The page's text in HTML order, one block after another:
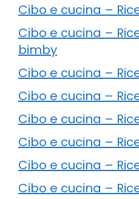
Cibo e cucina –
Cibo e cucina –
bimby
Cibo e cucina –
Cibo e cucina –
Cibo e cucina –
Cibo e cucina –
Cibo e cucina –
Cibo e cucina –